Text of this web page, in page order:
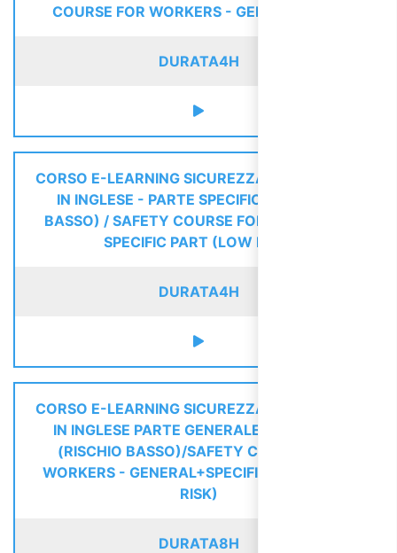
COURSE FOR WORKERS - GENERAL PART
DURATA4H
CORSO E-LEARNING SICUREZZA LAVORATORI
IN INGLESE - PARTE SPECIFICA (RISCHIO
BASSO) / SAFETY COURSE FOR WORKERS -
SPECIFIC PART (LOW RISK)
DURATA4H
CORSO E-LEARNING SICUREZZA LAVORATORI
IN INGLESE PARTE GENERALE+SPECIFICA
(RISCHIO BASSO)/SAFETY COURSE FOR
WORKERS - GENERAL+SPECIFIC PART (LOW
RISK)
DURATA8H